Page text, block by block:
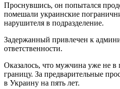
Проснувшись, он попытался
помешали украинские
нарушителя в подразделение.
Задержанный привлечен к
ответственности.
Оказалось, что мужчина уже не
границу. За предварительные
в Украину на пять лет.